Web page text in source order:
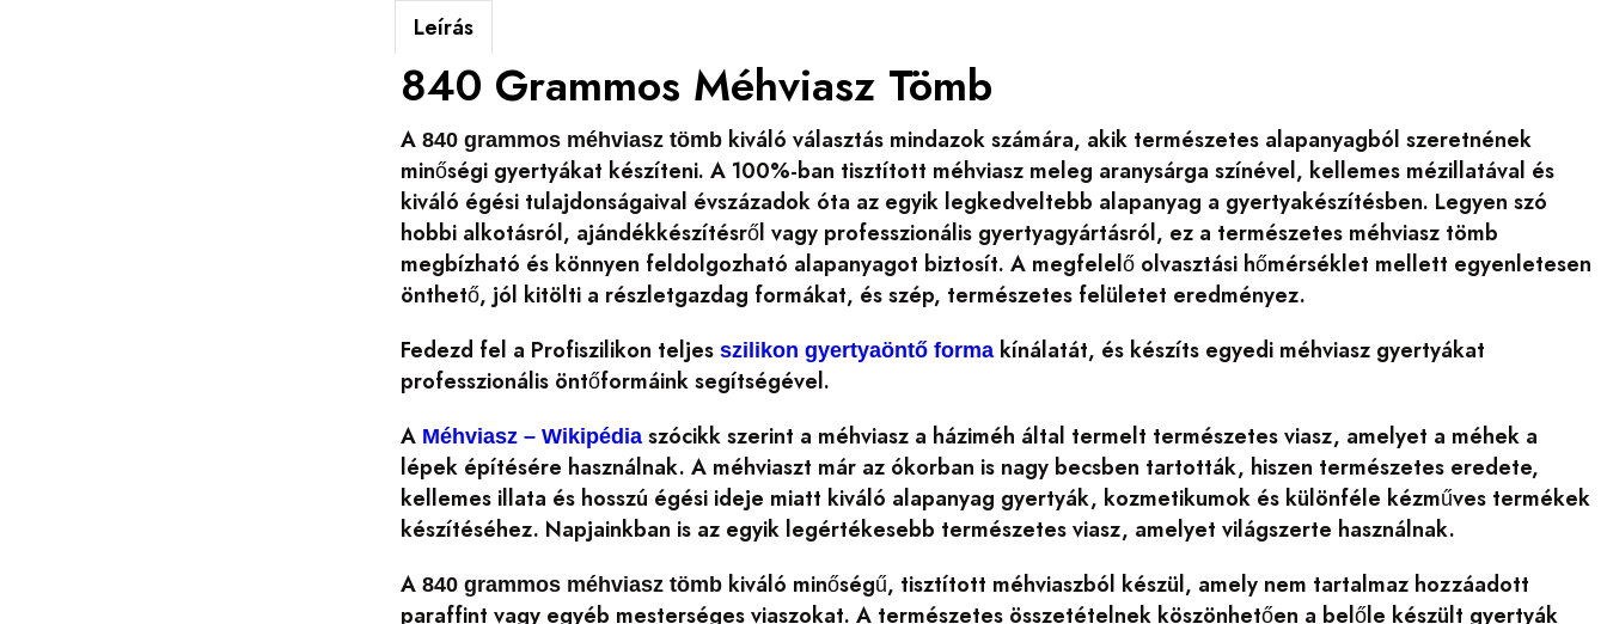
Leírás
840 Grammos Méhviasz Tömb
A840 grammos méhviasz tömb kiváló választás mindazok számára, akik természetes alapanyagból szeretnének
minőségi gyertyákat készíteni. A 100%-ban tisztított méhviasz meleg aranysárga színével, kellemes mézillatával és
kiváló égési tulajdonságaival évszázadok óta az egyik legkedveltebb alapanyag a gyertyakészítésben. Legyen szó
hobbi alkotásról, ajándékkészítésről vagy professzionális gyertyagyártásról, ez a természetes méhviasz tömb
megbízható és könnyen feldolgozható alapanyagot biztosít. A megfelelő olvasztási hőmérséklet mellett egyenletesen
önthető, jól kitölti a részletgazdag formákat, és szép, természetes felületet eredményez.
Fedezd fel a Profiszilikon teljesszilikon gyertyaöntő forma kínálatát, és készíts egyedi méhviasz gyertyákat
professzionális öntőformáink segítségével.
A Méhviasz – Wikipédia szócikk szerint a méhviasz a háziméh által termelt természetes viasz, amelyet a méhek a
lépek építésére használnak. A méhviaszt már az ókorban is nagy becsben tartották, hiszen természetes eredete,
kellemes illata és hosszú égési ideje miatt kiváló alapanyag gyertyák, kozmetikumok és különféle kézműves termékek
készítéséhez. Napjainkban is az egyik legértékesebb természetes viasz, amelyet világszerte használnak.
A840 grammos méhviasz tömb kiváló minőségű, tisztított méhviaszból készül, amely nem tartalmaz hozzáadott
paraffint vagy egyéb mesterséges viaszokat. A természetes összetételnek köszönhetően a belőle készült gyertyák